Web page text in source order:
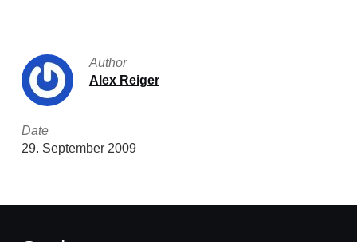
Author
Alex Reiger
Date
29. September 2009